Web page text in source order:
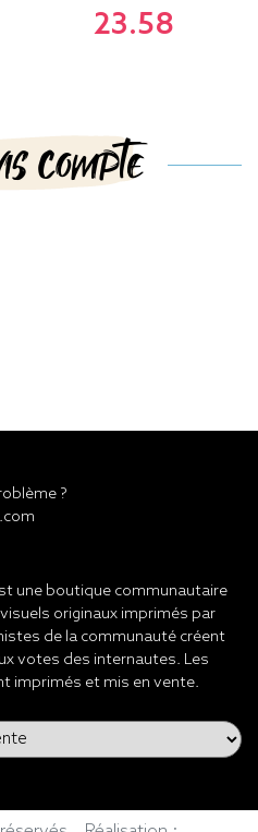
23.58
compte
?
une boutique communautaire
originaux imprimés par
de la communauté créent
votes des internautes. Les
imprimés et mis en vente.